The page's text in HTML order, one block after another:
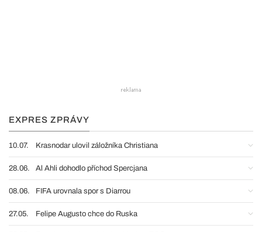
EXPRES ZPRÁVY
10.07. Krasnodar ulovil záložníka Christiana
28.06. Al Ahli dohodlo příchod Spercjana
08.06. FIFA urovnala spor s Diarrou
27.05. Felipe Augusto chce do Ruska